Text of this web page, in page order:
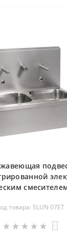
товара: SLUN 07ET